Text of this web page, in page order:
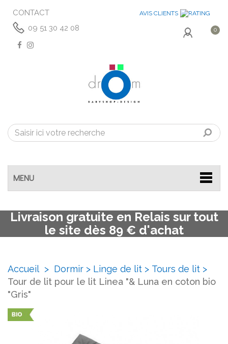
CONTACT
09 51 30 42 08
AVIS CLIENTS
0
MENU
Livraison gratuite en Relais sur tout
le site dès 89 € d'achat
Accueil > Dormir > Linge de lit > Tours de lit >
Tour de lit pour le lit Linea "& Luna en coton bio
"Gris"